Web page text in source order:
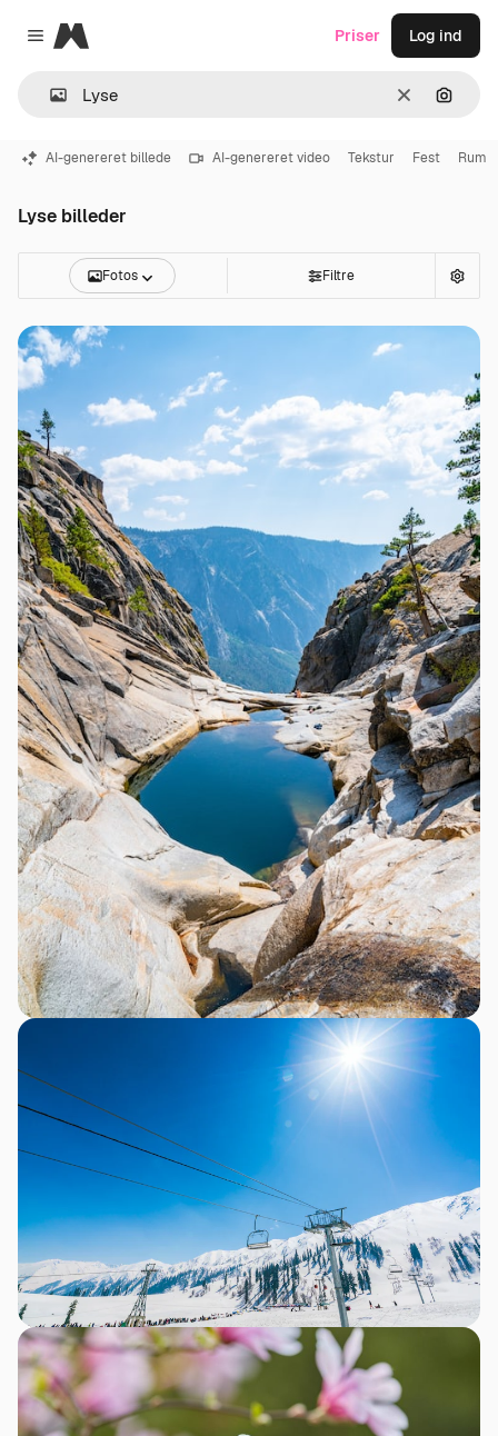
Close menu
Magnific
Klar Søg
Priser Log ind
AI-genereret billede AI-genereret video Tekstur Fest Rum
Lyse billeder
Fotos Filtre